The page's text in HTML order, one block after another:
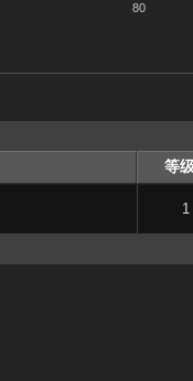
80
等
1